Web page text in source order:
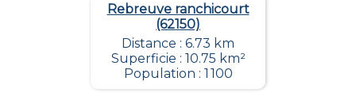
Rebreuve ranchicourt
(62150)
Distance : 6.73 km
Superficie : 10.75 km²
Population : 1 100